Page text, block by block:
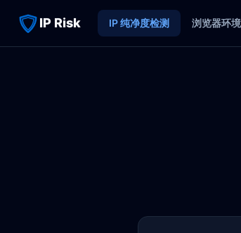
IP Risk IP 纯净度检测 浏览器环